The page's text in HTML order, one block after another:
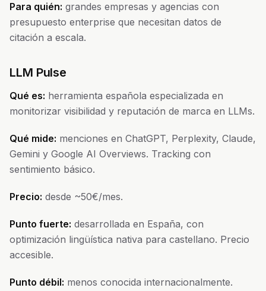
Para quién: grandes empresas y agencias con
presupuesto enterprise que necesitan datos de
citación a escala.
LLM Pulse
Qué es: herramienta española especializada en
monitorizar visibilidad y reputación de marca en LLMs.
Qué mide: menciones en ChatGPT, Perplexity, Claude,
Gemini y Google AI Overviews. Tracking con
sentimiento básico.
Precio: desde ~50€/mes.
Punto fuerte: desarrollada en España, con
optimización lingüística nativa para castellano. Precio
accesible.
Punto débil: menos conocida internacionalmente.